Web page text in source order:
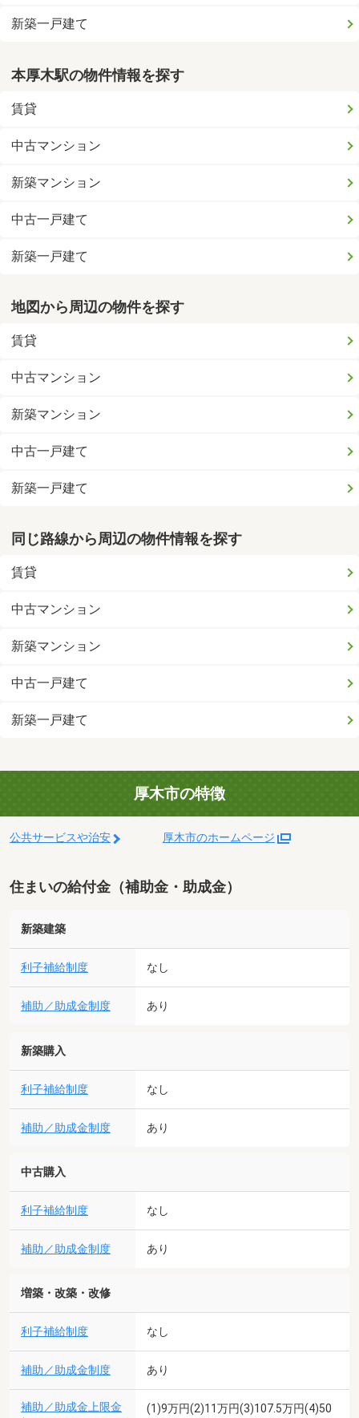
新築一戸建て
本厚木駅の物件情報を探す
賃貸
中古マンション
新築マンション
中古一戸建て
新築一戸建て
地図から周辺の物件を探す
賃貸
中古マンション
新築マンション
中古一戸建て
新築一戸建て
同じ路線から周辺の物件情報を探す
賃貸
中古マンション
新築マンション
中古一戸建て
新築一戸建て
厚木市の特徴
公共サービスや治安 厚木市のホームページ
住まいの給付金（補助金・助成金）
新築建築
利子補給制度 なし
補助／助成金制度 あり
新築購入
利子補給制度 なし
補助／助成金制度 あり
中古購入
利子補給制度 なし
補助／助成金制度 あり
増築・改築・改修
利子補給制度 なし
補助／助成金制度 あり
補助／助成金上限金
(1)9万円(2)11万円(3)107.5万円(4)50